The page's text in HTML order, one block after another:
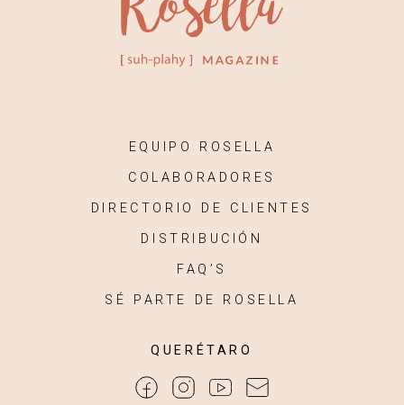
EQUIPO ROSELLA
COLABORADORES
DIRECTORIO DE CLIENTES
DISTRIBUCIÓN
FAQ’S
SÉ PARTE DE ROSELLA
QUERÉTARO